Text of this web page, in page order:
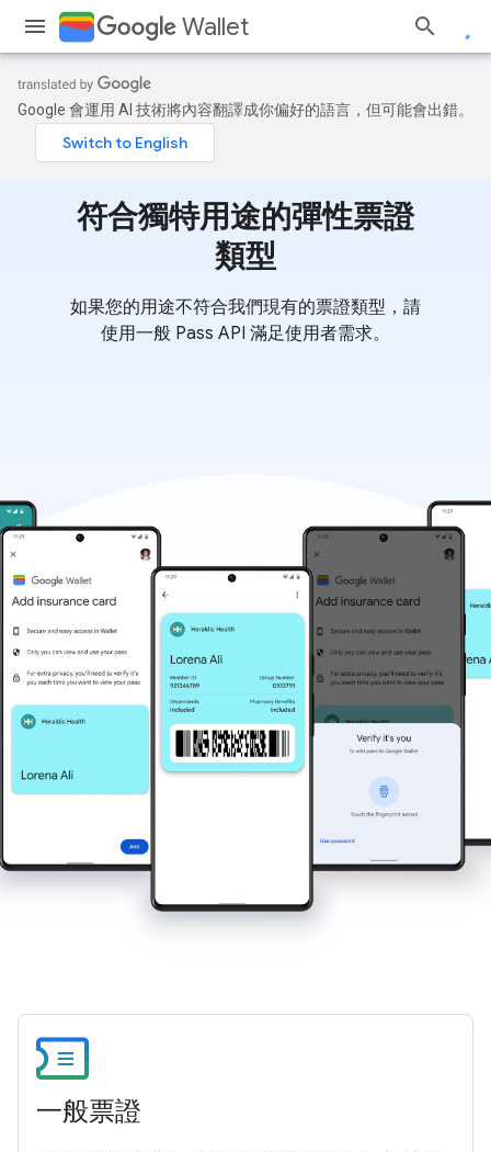
Wallet
Google 會運用 AI 技術將內容翻譯成你偏好的語言，但可能會出錯。
符合獨特用途的彈性票證
類型
如果您的用途不符合我們現有的票證類型，請
使用一般 Pass API 滿足使用者需求。
一般票證